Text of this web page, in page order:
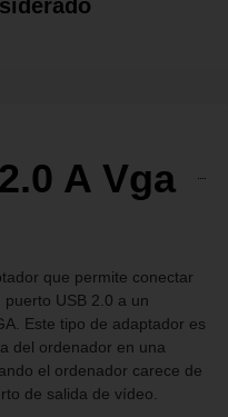
A Vga
que permite conectar
USB 2.0 a un
Este tipo de adaptador es
del ordenador en una
el ordenador carece de
de salida de vídeo.